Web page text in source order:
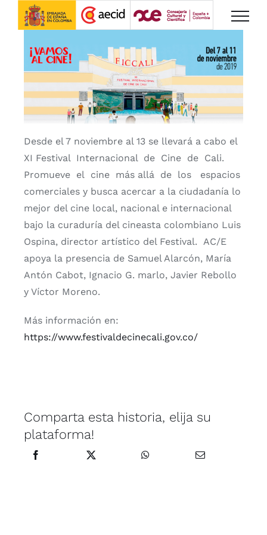
Saltar
Desde el 7 noviembre al 13 se llevará a cabo el
XI Festival Internacional de Cine de Cali.
Promueve el cine más allá de los espacios
comerciales y busca acercar a la ciudadanía lo
mejor del cine local, nacional e internacional
bajo la curaduría del cineasta colombiano Luis
Ospina, director artístico del Festival. AC/E
apoya la presencia de Samuel Alarcón, María
Antón Cabot, Ignacio G. marlo, Javier Rebollo
y Víctor Moreno.
Más información en:
https://www.festivaldecinecali.gov.co/
Comparta esta historia, elija su
plataforma!